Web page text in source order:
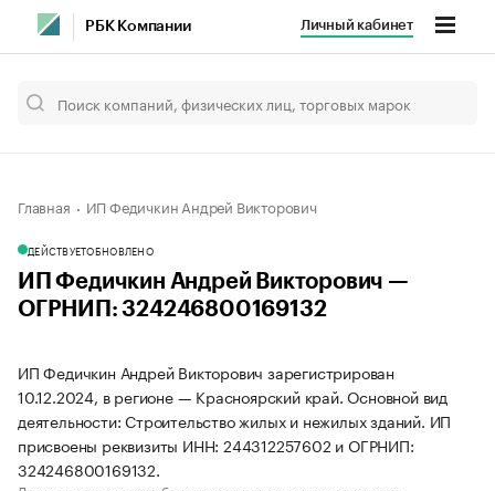
РБК Компании Личный кабинет
Главная ИП Федичкин Андрей Викторович
ДЕЙСТВУЕТОБНОВЛЕНО
ИП Федичкин Андрей Викторович —
ОГРНИП: 324246800169132
ИП Федичкин Андрей Викторович зарегистрирован
10.12.2024, в регионе — Красноярский край. Основной вид
деятельности: Строительство жилых и нежилых зданий. ИП
присвоены реквизиты ИНН: 244312257602 и ОГРНИП:
324246800169132.